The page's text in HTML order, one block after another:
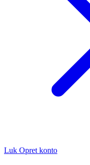
Luk Opret konto